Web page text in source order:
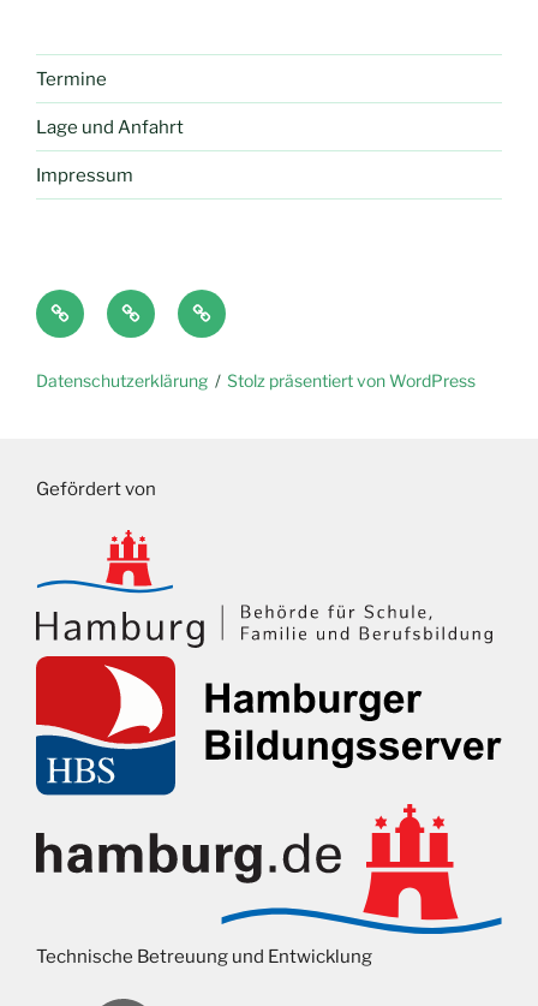
Termine
Lage und Anfahrt
Impressum
Anton Antolin LMS
Datenschutzerklärung Stolz präsentiert von WordPress
Gefördert von
Technische Betreuung und Entwicklung